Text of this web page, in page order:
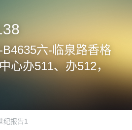
六-临泉路香格
心办511、办512，
纪报告1